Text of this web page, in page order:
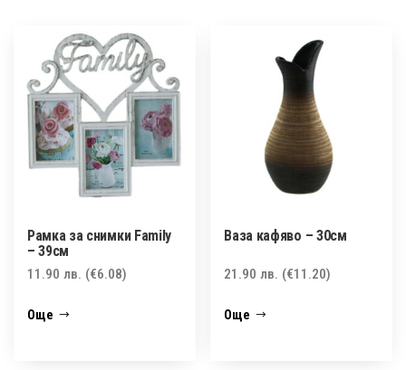
Рамка за снимки Family
– 39см
11.90 лв. (€6.08)
Още
Ваза кафяво – 30см
21.90лв. (€11.20)
Още